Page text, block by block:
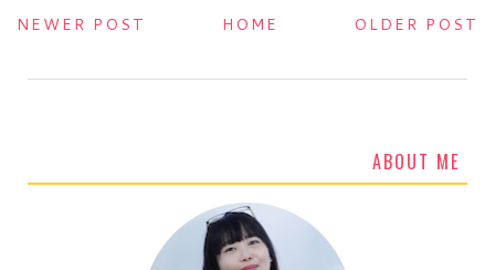
NEWER POST OLDER POST
HOME
ABOUT ME